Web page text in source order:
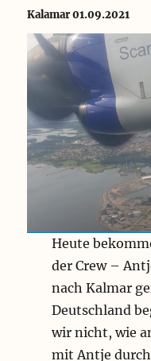
Kalamar 01.09.2021
Heute
der Crew –
nach Kalmar
Deutschland
wir nicht, wie
mit Antje